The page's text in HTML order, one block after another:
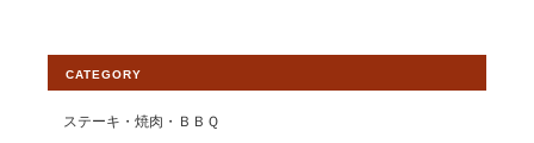
ップとして運営して参りますので、 【い
す。
CATEGORY
ステーキ・焼肉・ＢＢＱ